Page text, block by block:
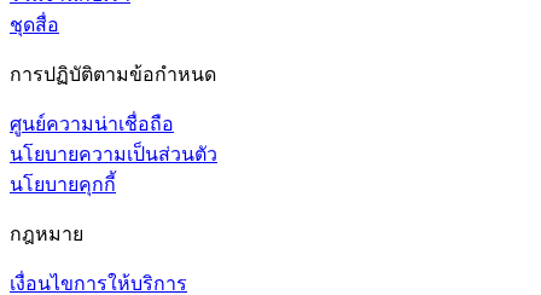
ชุดสื่อ
การปฏิบัติตามข้อกำหนด
ศูนย์ความน่าเชื่อถือ
นโยบายความเป็นส่วนตัว
นโยบายคุกกี้
กฎหมาย
เงื่อนไขการให้บริการ